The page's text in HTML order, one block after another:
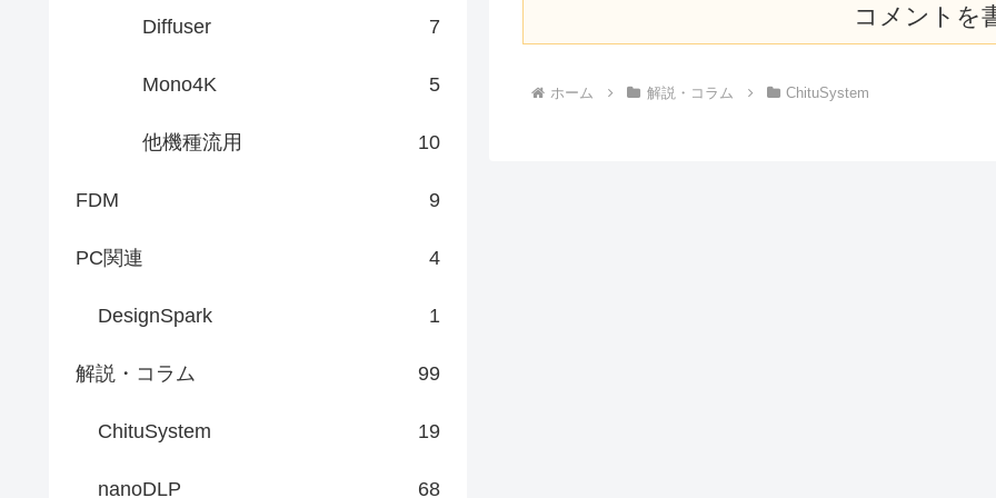
コメントを
ホーム 解説・コラム ChituSystem
Diffuser 7
Mono4K 5
他機種流用 10
FDM 9
PC関連 4
DesignSpark 1
解説・コラム 99
ChituSystem 19
nanoDLP 68